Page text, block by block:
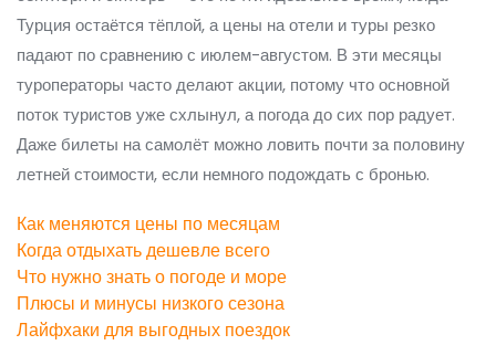
Турция остаётся тёплой, а цены на отели и туры резко
падают по сравнению с июлем-августом. В эти месяцы
туроператоры часто делают акции, потому что основной
поток туристов уже схлынул, а погода до сих пор радует.
Даже билеты на самолёт можно ловить почти за половину
летней стоимости, если немного подождать с бронью.
Как меняются цены по месяцам
Когда отдыхать дешевле всего
Что нужно знать о погоде и море
Плюсы и минусы низкого сезона
Лайфхаки для выгодных поездок